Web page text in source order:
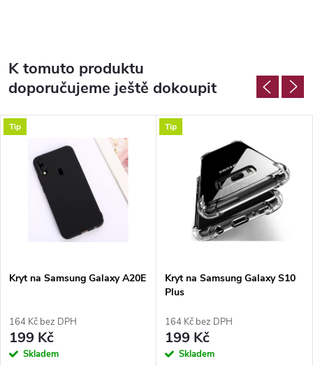
K tomuto produktu
doporučujeme ještě dokoupit
Tip
Kryt na Samsung Galaxy A20E
164 Kč bez DPH
199 Kč
Skladem
Tip
Kryt na Samsung Galaxy S10
Plus
164 Kč bez DPH
199 Kč
Skladem